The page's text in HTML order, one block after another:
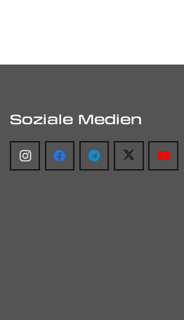
Soziale Medien